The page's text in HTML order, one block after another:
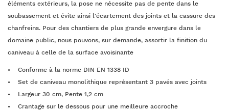
éléments extérieurs, la pose ne nécessite pas de pente dans le
soubassement et évite ainsi l'écartement des joints et la cassure des
chanfreins. Pour des chantiers de plus grande envergure dans le
domaine public, nous pouvons, sur demande, assortir la finition du
caniveau à celle de la surface avoisinante
Conforme à la norme DIN EN 1338 ID
Set de caniveau monolithique représentant 3 pavés avec joints
Largeur 30 cm, Pente 1,2 cm
Crantage sur le dessous pour une meilleure accroche